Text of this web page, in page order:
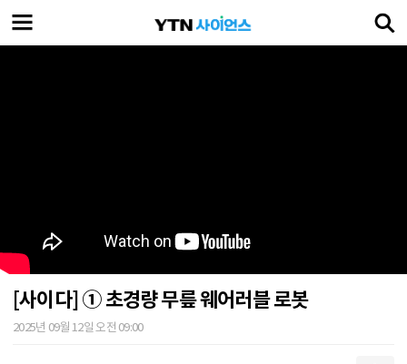
[사이다] ① 초경량 무릎 웨어러블 로봇
2025년 09월 12일 오전 09:00